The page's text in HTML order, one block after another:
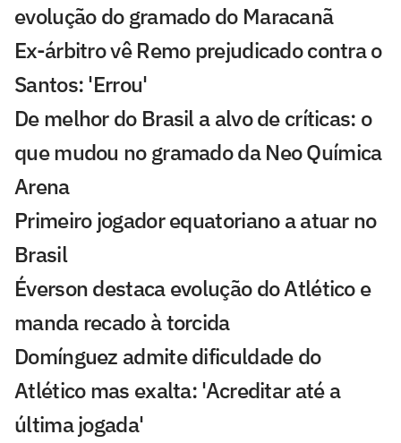
evolução do gramado do Maracanã
Ex-árbitro vê Remo prejudicado contra o
Santos: 'Errou'
De melhor do Brasil a alvo de críticas: o
que mudou no gramado da Neo Química
Arena
Primeiro jogador equatoriano a atuar no
Brasil
Éverson destaca evolução do Atlético e
manda recado à torcida
Domínguez admite dificuldade do
Atlético mas exalta: 'Acreditar até a
última jogada'